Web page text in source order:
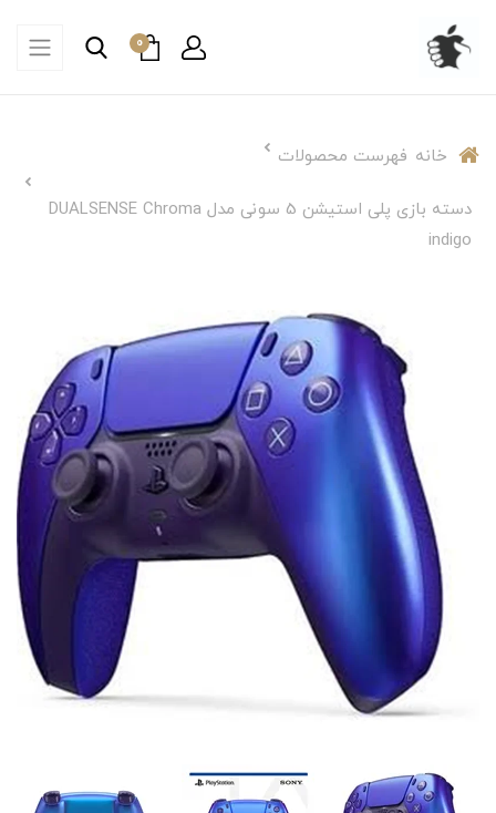
0
خانه فهرست محصولات
دسته بازی پلی استیشن 5 سونی مدل DUALSENSE Chroma
indigo